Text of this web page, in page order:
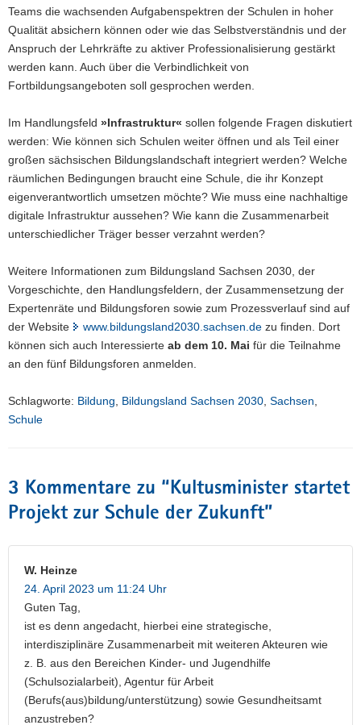
Teams die wachsenden Aufgabenspektren der Schulen in hoher
Qualität absichern können oder wie das Selbstverständnis und der
Anspruch der Lehrkräfte zu aktiver Professionalisierung gestärkt
werden kann. Auch über die Verbindlichkeit von
Fortbildungsangeboten soll gesprochen werden.
Im Handlungsfeld »Infrastruktur« sollen folgende Fragen diskutiert
werden: Wie können sich Schulen weiter öffnen und als Teil einer
großen sächsischen Bildungslandschaft integriert werden? Welche
räumlichen Bedingungen braucht eine Schule, die ihr Konzept
eigenverantwortlich umsetzen möchte? Wie muss eine nachhaltige
digitale Infrastruktur aussehen? Wie kann die Zusammenarbeit
unterschiedlicher Träger besser verzahnt werden?
Weitere Informationen zum Bildungsland Sachsen 2030, der
Vorgeschichte, den Handlungsfeldern, der Zusammensetzung der
Expertenräte und Bildungsforen sowie zum Prozessverlauf sind auf
der Website
www.bildungsland2030.sachsen.de zu finden. Dort
können sich auch Interessierte ab dem 10. Mai für die Teilnahme
an den fünf Bildungsforen anmelden.
Schlagworte: Bildung Bildungsland Sachsen 2030 Sachsen
Schule
3 Kommentare zu “Kultusminister startet
Projekt zur Schule der Zukunft”
W. Heinze
24. April 2023 um 11:24 Uhr
Guten Tag,
ist es denn angedacht, hierbei eine strategische,
interdisziplinäre Zusammenarbeit mit weiteren Akteuren wie
z. B. aus den Bereichen Kinder- und Jugendhilfe
(Schulsozialarbeit), Agentur für Arbeit
(Berufs(aus)bildung/unterstützung) sowie Gesundheitsamt
anzustreben?